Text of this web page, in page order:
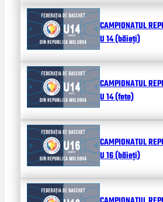
CAMPIONATUL
U 14 (băieți)
CAMPIONATUL
U 14 (fete)
CAMPIONATUL
U 16 (băieți)